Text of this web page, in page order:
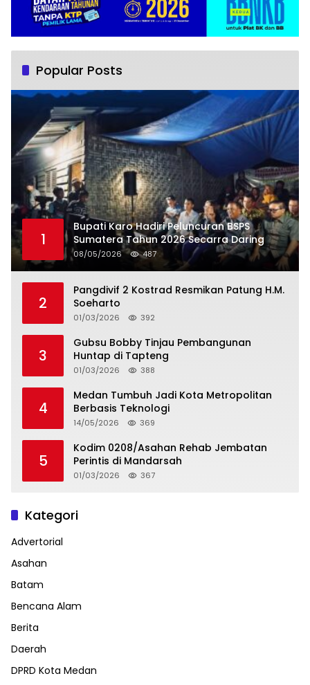
Popular Posts
1
Bupati Karo Hadiri Peluncuran BSPS
Sumatera Tahun 2026 Secarra Daring
08/05/2026 487
2
Pangdivif 2 Kostrad Resmikan Patung H.M.
Soeharto
01/03/2026 392
3
Gubsu Bobby Tinjau Pembangunan
Huntap di Tapteng
01/03/2026 388
4
Medan Tumbuh Jadi Kota Metropolitan
Berbasis Teknologi
14/05/2026 369
5
Kodim 0208/Asahan Rehab Jembatan
Perintis di Mandarsah
01/03/2026 367
Kategori
Advertorial
Asahan
Batam
Bencana Alam
Berita
Daerah
DPRD Kota Medan